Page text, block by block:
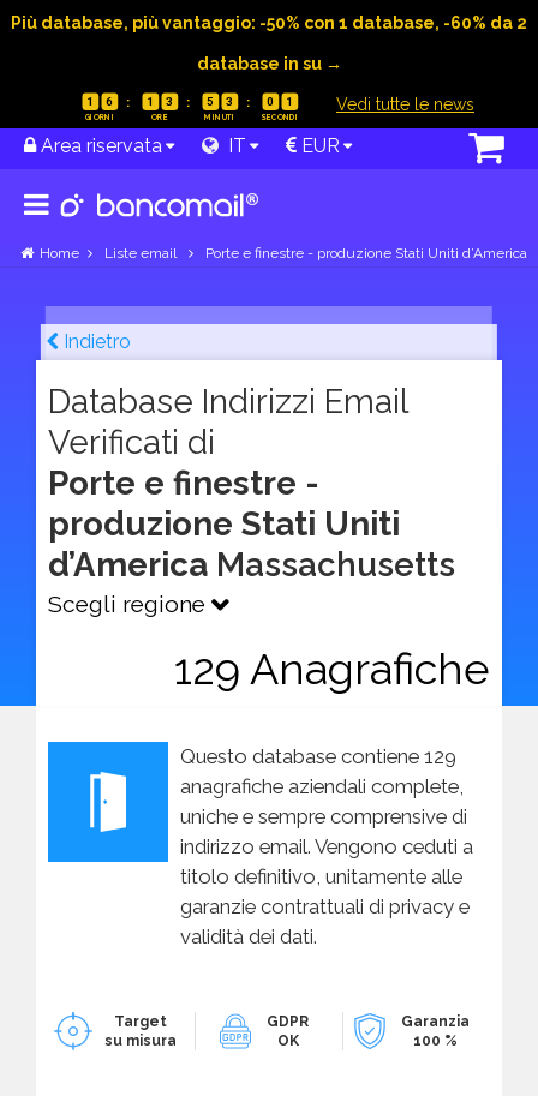
Più database, più vantaggio: -50% con 1 database, -60% da 2
database in su →
1 6 1 3 5 3 0 0 Vedi tutte le news
Area riservata IT EUR
Home Liste email Porte e finestre - produzione Stati Uniti d’America
Indietro
Database Indirizzi Email
Verificati di
Porte e finestre -
produzione Stati Uniti
d’America Massachusetts
Scegli regione
129 Anagrafiche
Questo database contiene 129
anagrafiche aziendali complete,
uniche e sempre comprensive di
indirizzo email. Vengono ceduti a
titolo definitivo, unitamente alle
garanzie contrattuali di privacy e
validità dei dati.
Target
su misura
GDPR
OK
Garanzia
100 %